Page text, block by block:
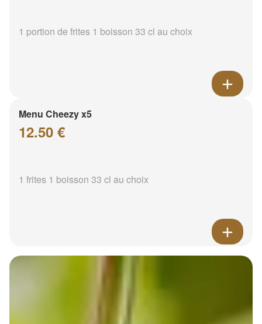
1 portion de frites 1 boisson 33 cl au choix
Menu Cheezy x5
12.50 €
1 frites 1 boisson 33 cl au choix